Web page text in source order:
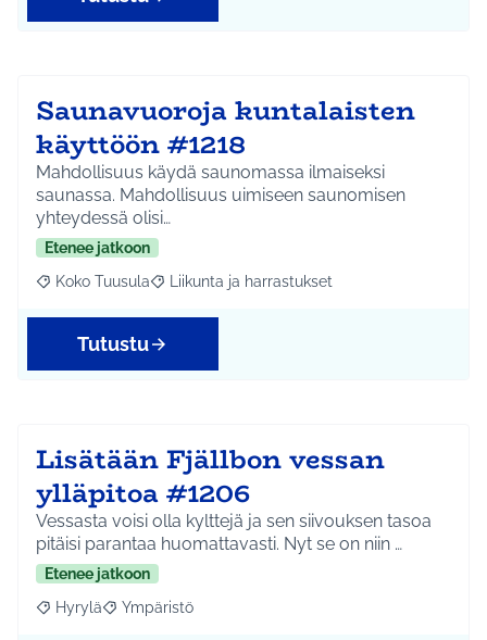
Saunavuoroja kuntalaisten
käyttöön #1218
Mahdollisuus käydä saunomassa ilmaiseksi
saunassa. Mahdollisuus uimiseen saunomisen
yhteydessä olisi…
Etenee jatkoon
Rajaa tulokset aihepiirin mukaan: Koko Tuusula
Koko Tuusula Rajaa tulokset teeman mukaan: Liikunta ja
Liikunta ja harrastukset
Tutustu
Lisätään Fjällbon vessan
ylläpitoa #1206
Vessasta voisi olla kylttejä ja sen siivouksen tasoa
pitäisi parantaa huomattavasti. Nyt se on niin …
Etenee jatkoon
Rajaa tulokset aihepiirin mukaan: Hyrylä
Hyrylä Rajaa tulokset teeman mukaan: Ympäristö
Ympäristö